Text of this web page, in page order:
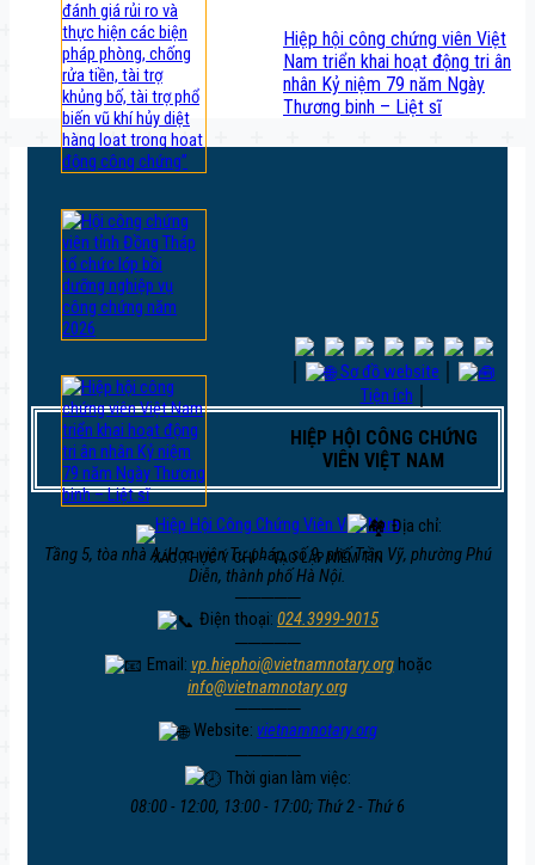
Hiệp hội công chứng viên Việt
Nam triển khai hoạt động tri ân
nhân Kỷ niệm 79 năm Ngày
Thương binh – Liệt sĩ
XÁC THỰC Ý CHÍ – TẠO LẬP NIỀM TIN
Sơ đồ website
Tiện ích
HIỆP HỘI CÔNG CHỨNG
VIÊN VIỆT NAM
Địa chỉ:
Tầng 5, tòa nhà A, Học viện Tư pháp, số 9, phố Trần Vỹ, phường Phú
Diễn, thành phố Hà Nội.
─────
Điện thoại:024.3999-9015
─────
Email: vp.hiephoi@vietnamnotary.orghoặc
info@vietnamnotary.org
─────
Website: vietnamnotary.org
─────
Thời gian làm việc:
08:00 - 12:00, 13:00 - 17:00; Thứ 2 - Thứ 6